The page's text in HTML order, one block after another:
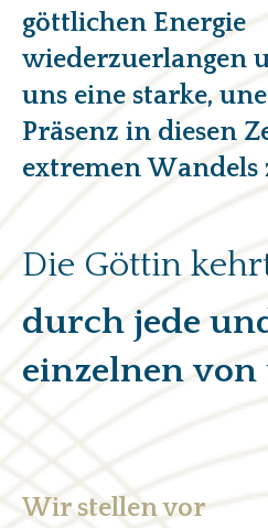
göttlichen Energie
wiederzuerlangen
uns eine starke,
Präsenz in diesen
extremen Wandels
Die Göttin
durch jede
einzelnen von
Wir stellen vor